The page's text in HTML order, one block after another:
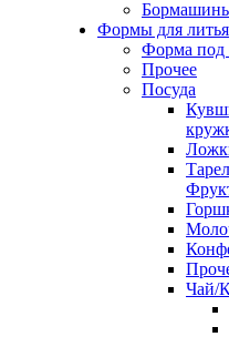
Формы для литья
Форма под
Прочее
Посуда
Чай/